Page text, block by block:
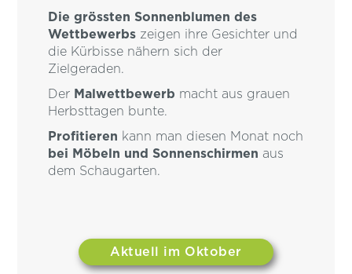
Die grössten Sonnenblumen des
Wettbewerbszeigen ihre Gesichter und
die Kürbisse nähern sich der
Zielgeraden.
Der Malwettbewerb macht aus grauen
Herbsttagen bunte.
Profitieren kann man diesen Monat noch
bei Möbeln und Sonnenschirmen aus
dem Schaugarten.
Aktuell im Oktober